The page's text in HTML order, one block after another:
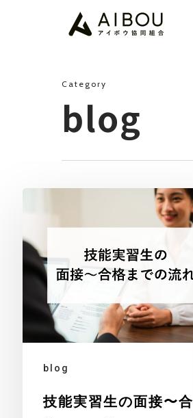
Category
blog
blog
技能実習生の面接〜合